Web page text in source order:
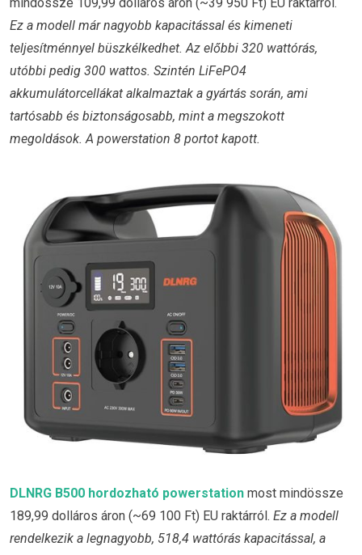
mindössze 109,99 dolláros áron (~39 950 Ft) EU raktárról.
Ez a modell már nagyobb kapacitással és kimeneti
teljesítménnyel büszkélkedhet. Az előbbi 320 wattórás,
utóbbi pedig 300 wattos. Szintén LiFePO4
akkumulátorcellákat alkalmaztak a gyártás során, ami
tartósabb és biztonságosabb, mint a megszokott
megoldások. A powerstation 8 portot kapott.
DLNRG B500 hordozható powerstation most mindössze
189,99 dolláros áron (~69 100 Ft) EU raktárról. Ez a modell
rendelkezik a legnagyobb, 518,4 wattórás kapacitással, a